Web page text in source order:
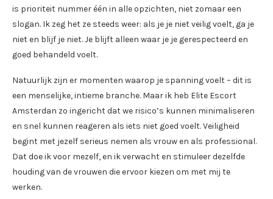
is prioriteit nummer één in alle opzichten, niet zomaar een
slogan. Ik zeg het ze steeds weer: als je je niet veilig voelt, ga je
niet en blijf je niet. Je blijft alleen waar je je gerespecteerd en
goed behandeld voelt.
Natuurlijk zijn er momenten waarop je spanning voelt – dit is
een menselijke, intieme branche. Maar ik heb Elite Escort
Amsterdan zo ingericht dat we risico’s kunnen minimaliseren
en snel kunnen reageren als iets niet goed voelt. Veiligheid
begint met jezelf serieus nemen als vrouw en als professional.
Dat doe ik voor mezelf, en ik verwacht en stimuleer dezelfde
houding van de vrouwen die ervoor kiezen om met mij te
werken.